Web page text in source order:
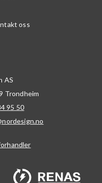
oss
AS
Trondheim
95 50